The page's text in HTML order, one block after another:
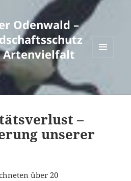
Odenwald –
Artenvielfalt
–
unserer
über 20